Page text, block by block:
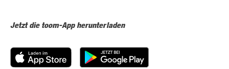
Jetzt die toom-App herunterladen